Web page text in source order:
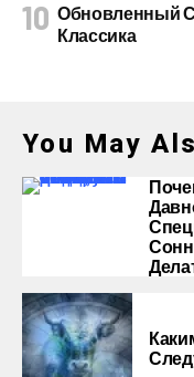
Обновленный
Классика
You May